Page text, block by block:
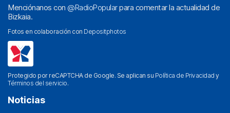
Menciónanos con @RadioPopularpara comentar la actualidad de
Bizkaia.
Fotos en colaboración con Depositphotos
Protegido por reCAPTCHA de Google. Se aplican su Política de Privacidad y
Términos del servicio.
Noticias